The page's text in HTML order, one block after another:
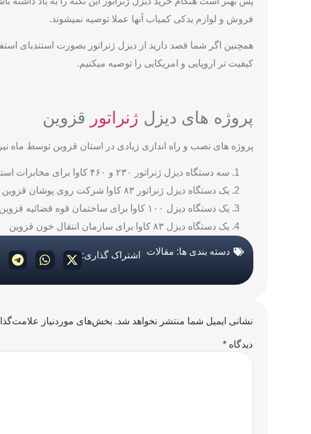
فروش و لوازم یدکی کمیاب آنها عملا توصیه نمیشوند.
همچنین اگر شما قصد دارید از دیزل ژنراتور بصورت استندبای
کیفیت تر اروپایی و امریکایی را توصیه میکنیم.
پروژه های دیزل ژنراتور قزوین
پروژه های نصب و راه اندازی زیادی در استان قزوین توسط ماه
سه دستگاه دیزل ژنراتور ۲۳۰ و ۴۶۰ کاوا برای مخابرات استان قزوین
یک دستگاه دیزل ژنراتور ۸۳ کاوا شرکت روی پوشان قزوین
یک دستگاه دیزل ۱۰۰ کاوا برای ساختمان قوه قضائیه قزوین
یک دستگاه دیزل ۸۳ کاوا برای سازمان انتقال خون قزوین
دسته بندی ها: مقالات اشتراک گذاری:
نشانی ایمیل شما منتشر نخواهد شد. بخش‌های موردنیاز
دیدگاه *